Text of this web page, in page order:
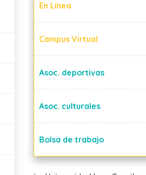
En Línea
Campus Virtual
Asoc. deportivas
Asoc. culturales
Bolsa de trabajo